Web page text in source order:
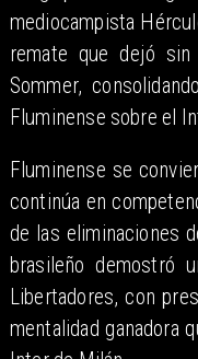
mediocampista
remate que dejó
Sommer,
Fluminense sobre el
Fluminense se
continúa en
de las eliminaciones
brasileño demostró
Libertadores, con
mentalidad ganadora